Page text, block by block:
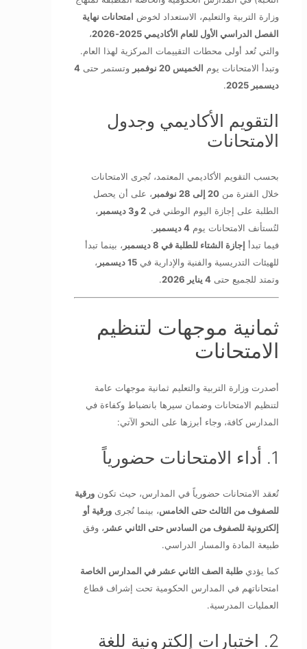
وزارة التربية والتعليم، الاستعداد لخوض امتحانات نهاية
الفصل الدراسي الأول للعام الأكاديمي 2025-2026
،
والتي تُعد أولى محطات التقييمات المركزية لهذا العام.
وتبدأ الامتحانات يوم الخميس 20 نوفمبر وتستمر حتى 4
ديسمبر 2025
.
التقويم الأكاديمي وجدول
الامتحانات
بحسب التقويم الأكاديمي المعتمد، تُجرى الامتحانات
خلال الفترة من 20 إلى 28 نوفمبر
، على أن يحصل
الطلبة على إجازة اليوم الوطني في 2 و3 ديسمبر
،
لتُستأنف الامتحانات يوم 4 ديسمبر
.
فيما تبدأ إجازة الشتاء للطلبة في 8 ديسمبر
، بينما تبدأ
للهيئات التدريسية والفنية والإدارية في 15 ديسمبر
،
وتمتد للجميع حتى 4 يناير 2026 .
ثمانية موجهات لتنظيم
الامتحانات
أصدرت وزارة التربية والتعليم ثمانية موجهات عامة
لتنظيم الامتحانات وضمان سيرها بانضباط وكفاءة في
المدارس كافة، وجاء أبرزها على النحو الآتي:
1. أداء الامتحانات حضورياً
تُعقد الامتحانات حضورياً في المدارس، حيث تكون ورقية
للصفوف من الثالث حتى الخامس، بينما تُجرى ورقية أو
إلكترونية للصفوف من السادس حتى الثاني عشر ، وفق
طبيعة المادة والمسار الدراسي.
كما يؤدي طلبة الصف الثاني عشر في المدارس الخاصة
امتحاناتهم في المدارس الحكومية تحت إشراف قطاع
العمليات المدرسية.
2. اختبارات إلكترونية للغة